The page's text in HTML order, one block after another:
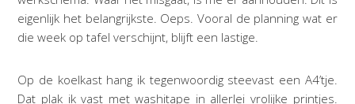
eigenlijk het belangrijkste. Oeps. Vooral de planning wat er
die week op tafel verschijnt, blijft een lastige.
Op de koelkast hang ik tegenwoordig steevast een A4’tje.
Dat plak ik vast met washitape in allerlei vrolijke printjes.